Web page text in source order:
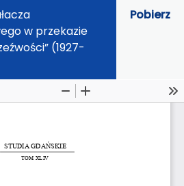
w przekazie
(1927-
Pobierz